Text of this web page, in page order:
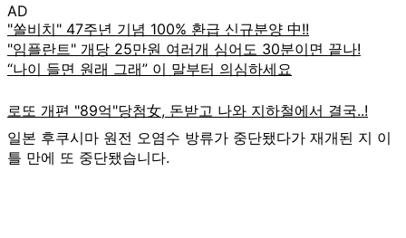
AD
일본 후쿠시마 원전 오염수 방류가 중단됐다가 재개된 지 이
틀 만에 또 중단됐습니다.